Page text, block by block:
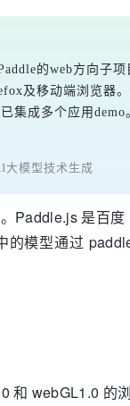
的web方向子
及移动端浏览器
集成多个应用
大模型技术生成
Paddle.js 是百
的模型通过
和 webGL1.0 的